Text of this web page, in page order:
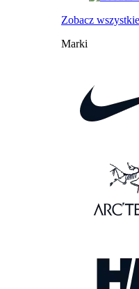
Zobacz
Marki